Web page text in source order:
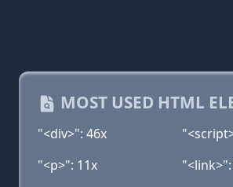
MOST USED HTML
"<div>": 46x
"<p>": 11x